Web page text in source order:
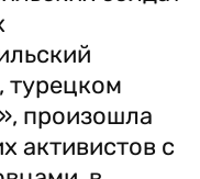
турецком
произошла
активистов с